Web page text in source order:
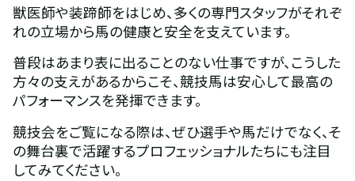
獣医師や装蹄師をはじめ、多くの専門スタッフがそれぞ
れの立場から馬の健康と安全を支えています。
普段はあまり表に出ることのない仕事ですが、こうした
方々の支えがあるからこそ、競技馬は安心して最高の
パフォーマンスを発揮できます。
競技会をご覧になる際は、ぜひ選手や馬だけでなく、そ
の舞台裏で活躍するプロフェッショナルたちにも注目
してみてください。